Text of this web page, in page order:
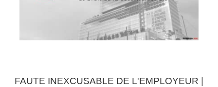
FAUTE INEXCUSABLE DE L'EMPLOYEUR |